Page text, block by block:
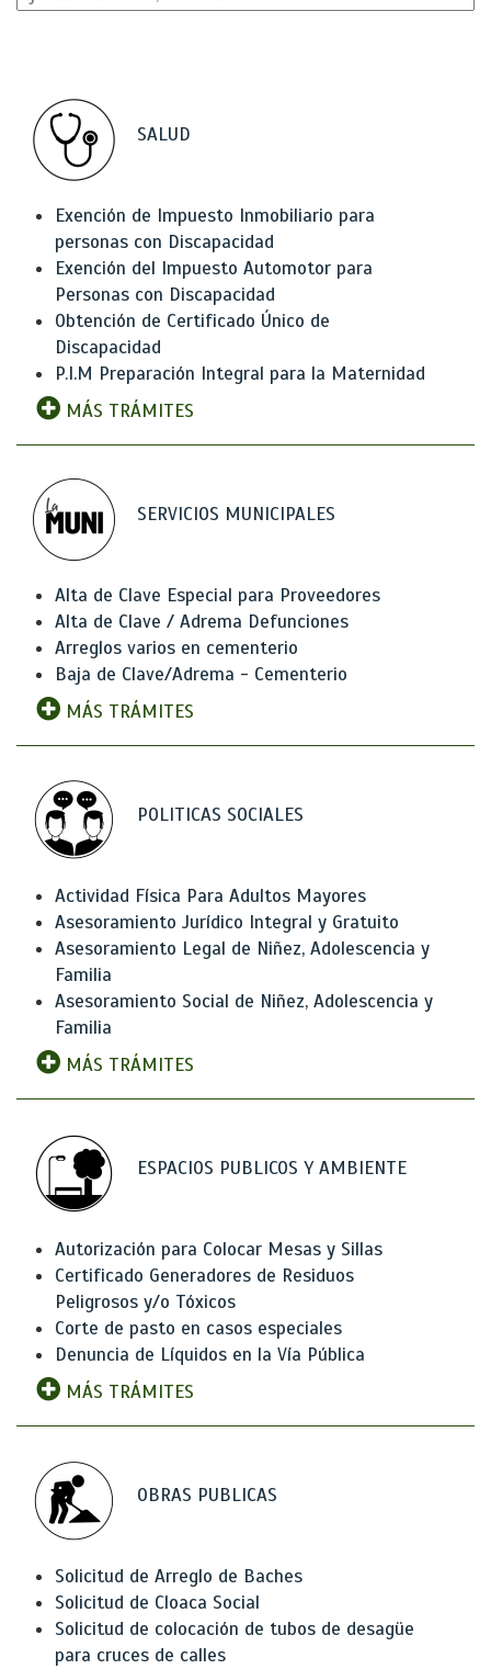
SALUD
Exención de Impuesto Inmobiliario para
personas con Discapacidad
Exención del Impuesto Automotor para
Personas con Discapacidad
Obtención de Certificado Único de
Discapacidad
P.I.M Preparación Integral para la Maternidad
MÁS TRÁMITES
SERVICIOS MUNICIPALES
Alta de Clave Especial para Proveedores
Alta de Clave / Adrema Defunciones
Arreglos varios en cementerio
Baja de Clave/Adrema - Cementerio
MÁS TRÁMITES
POLITICAS SOCIALES
Actividad Física Para Adultos Mayores
Asesoramiento Jurídico Integral y Gratuito
Asesoramiento Legal de Niñez, Adolescencia y
Familia
Asesoramiento Social de Niñez, Adolescencia y
Familia
MÁS TRÁMITES
ESPACIOS PUBLICOS Y AMBIENTE
Autorización para Colocar Mesas y Sillas
Certificado Generadores de Residuos
Peligrosos y/o Tóxicos
Corte de pasto en casos especiales
Denuncia de Líquidos en la Vía Pública
MÁS TRÁMITES
OBRAS PUBLICAS
Solicitud de Arreglo de Baches
Solicitud de Cloaca Social
Solicitud de colocación de tubos de desagüe
para cruces de calles